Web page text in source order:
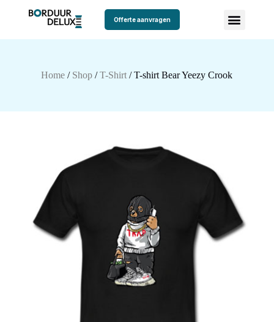
Offerte aanvragen
Home / Shop /T-Shirt / T-shirt Bear Yeezy Crook